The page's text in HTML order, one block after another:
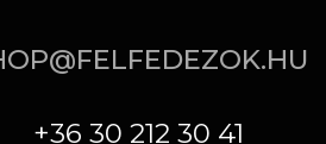
+36 30 212 30 41